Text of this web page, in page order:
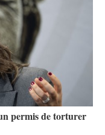
permis de torturer